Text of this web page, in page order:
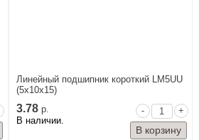
Линейный подшипник короткий LM5UU
(5x10x15)
3.78 р.
В наличии.
- +